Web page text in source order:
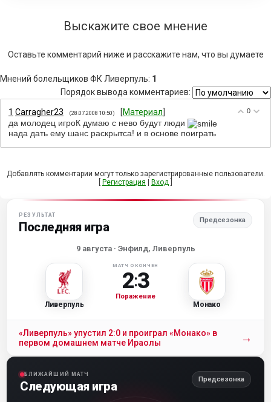
Выскажите свое мнение
Оставьте комментарий ниже и расскажите нам, что вы думаете
Мнений болельщиков ФК Ливерпуль: 1
Порядок вывода комментариев:
0
1 Carragher23 (28.07.2008 10:50) [Материал
да молодец игроК думаю с нево будут люди
нада дать ему шанс раскрытса! и в основе поиграть
Добавлять комментарии могут только зарегистрированные пользователи.
Регистрация Вход
РЕЗУЛЬТАТ
Последняя игра Предсезонка
9 августа· Энфилд, Ливерпуль
Ливерпуль
МАТЧ ОКОНЧЕН
2:3
Поражение
Монако
«Ливерпуль» упустил 2:0 и проиграл «Монако» в
первом домашнем матче Ираолы
→
БЛИЖАЙШИЙ МАТЧ
Следующая игра Предсезонка